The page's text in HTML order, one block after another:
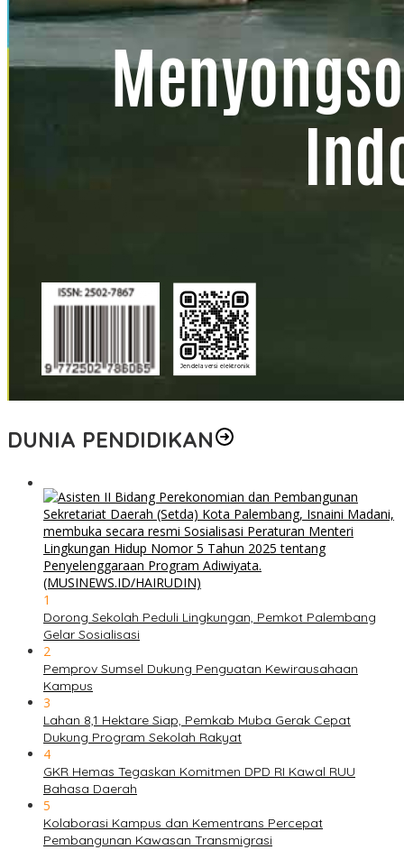
DUNIA PENDIDIKAN
1
Dorong Sekolah Peduli Lingkungan, Pemkot Palembang
Gelar Sosialisasi
2
Pemprov Sumsel Dukung Penguatan Kewirausahaan
Kampus
3
Lahan 8,1 Hektare Siap, Pemkab Muba Gerak Cepat
Dukung Program Sekolah Rakyat
4
GKR Hemas Tegaskan Komitmen DPD RI Kawal RUU
Bahasa Daerah
5
Kolaborasi Kampus dan Kementrans Percepat
Pembangunan Kawasan Transmigrasi